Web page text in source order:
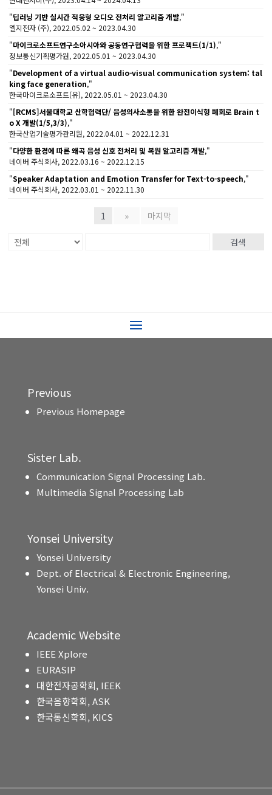
"딥러닝 기반 실시간 적응형 오디오 전처리 알고리즘 개발,"
엘지전자 (주), 2022.05.02 ~ 2023.04.30
"마이크로소프트연구소아시아와 공동연구협력을 위한 프로젝트(1/1),"
정보통신기획평가원, 2022.05.01 ~ 2023.04.30
"Development of a virtual audio-visual communication system: tal
king face generation,"
한국마이크로소프트(유), 2022.05.01 ~ 2023.04.30
"[RCMS]서울대학교 산학협력단/ 음성의사소통을 위한 완전이식형 폐회로 Brain t
o X 개발(1/5,3/3),"
한국산업기술평가관리원, 2022.04.01 ~ 2022.12.31
"다양한 환경에 따른 왜곡 음성 신호 전처리 및 복원 알고리즘 개발,"
네이버 주식회사, 2022.03.16 ~ 2022.12.15
"Speaker Adaptation and Emotion Transfer for Text-to-speech,"
네이버 주식회사, 2022.03.01 ~ 2022.11.30
1 » 마지막
검색
Previous
Previous Homepage
Sister Lab.
Communication Signal Processing Lab.
Multimedia Signal Processing Lab
Yonsei University
Yonsei University
Dept. of Electrical & Electronic Engineering,
Yonsei Univ.
Academic Website
IEEE Xplore
EURASIP
대한전자공학회, IEEK
한국음향학회, ASK
한국통신학회, KICS